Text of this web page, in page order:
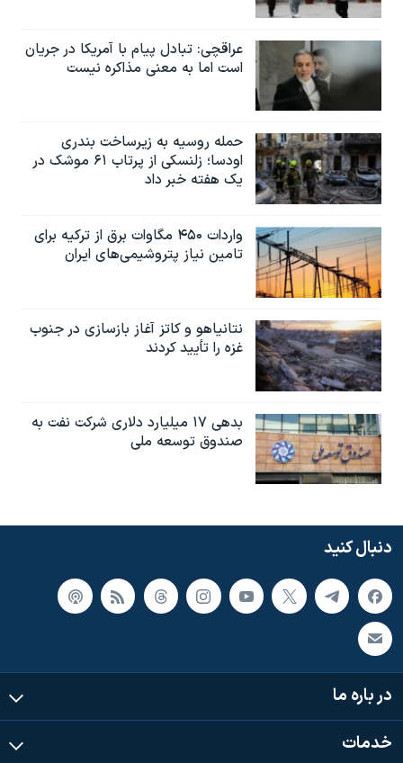
عراقچی: تبادل پیام با آمریکا در جریان
است اما به معنی مذاکره نیست
حمله روسیه به زیرساخت بندری
اودسا؛ زلنسکی از پرتاب ۶۱ موشک در
یک هفته خبر داد
واردات ۴۵۰ مگاوات برق از ترکیه برای
تامین نیاز پتروشیمی‌های ایران
نتانیاهو و کاتز آغاز بازسازی در جنوب
غزه را تأیید کردند
بدهی ۱۷ میلیارد دلاری شرکت نفت به
صندوق توسعه ملی
دنبال کنید
در باره ما
خدمات